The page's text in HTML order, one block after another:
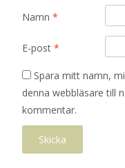
Namn *
E-post *
Spara mitt namn,
denna webbläsare till
kommentar.